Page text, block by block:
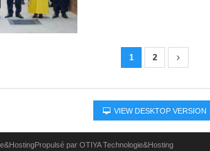
1 2
VIEW DESKTOP VERSION
par OTIYA Technologie&Hosting